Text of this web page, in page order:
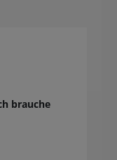
brauche